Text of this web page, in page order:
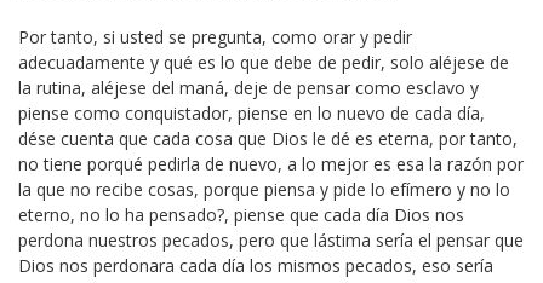
Por tanto, si usted se pregunta, como orar y pedir
adecuadamente y qué es lo que debe de pedir, solo aléjese de
la rutina, aléjese del maná, deje de pensar como esclavo y
piense como conquistador, piense en lo nuevo de cada día,
dése cuenta que cada cosa que Dios le dé es eterna, por tanto,
no tiene porqué pedirla de nuevo, a lo mejor es esa la razón por
la que no recibe cosas, porque piensa y pide lo efímero y no lo
eterno, no lo ha pensado?, piense que cada día Dios nos
perdona nuestros pecados, pero que lástima sería el pensar que
Dios nos perdonara cada día los mismos pecados, eso sería